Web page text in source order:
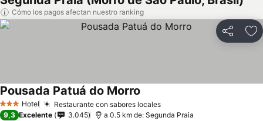
Cómo los pagos afectan nuestro ranking
Compartir
3 Estrellas
Hotel Restaurante con sabores locales
Pousada Patuá do Morro
9,3 Excelente 3.045 a 0.5 km de: Segunda Praia